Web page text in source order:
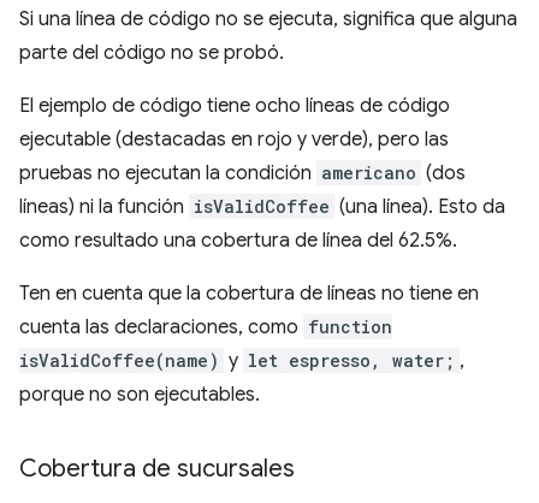
Si una línea de código no se ejecuta, significa que alguna
parte del código no se probó.
El ejemplo de código tiene ocho líneas de código
ejecutable (destacadas en rojo y verde), pero las
pruebas no ejecutan la condición americano (dos
líneas) ni la función isValidCoffee (una línea). Esto da
como resultado una cobertura de línea del 62.5%.
Ten en cuenta que la cobertura de líneas no tiene en
cuenta las declaraciones, como function
isValidCoffee(name) y let espresso, water; ,
porque no son ejecutables.
Cobertura de sucursales